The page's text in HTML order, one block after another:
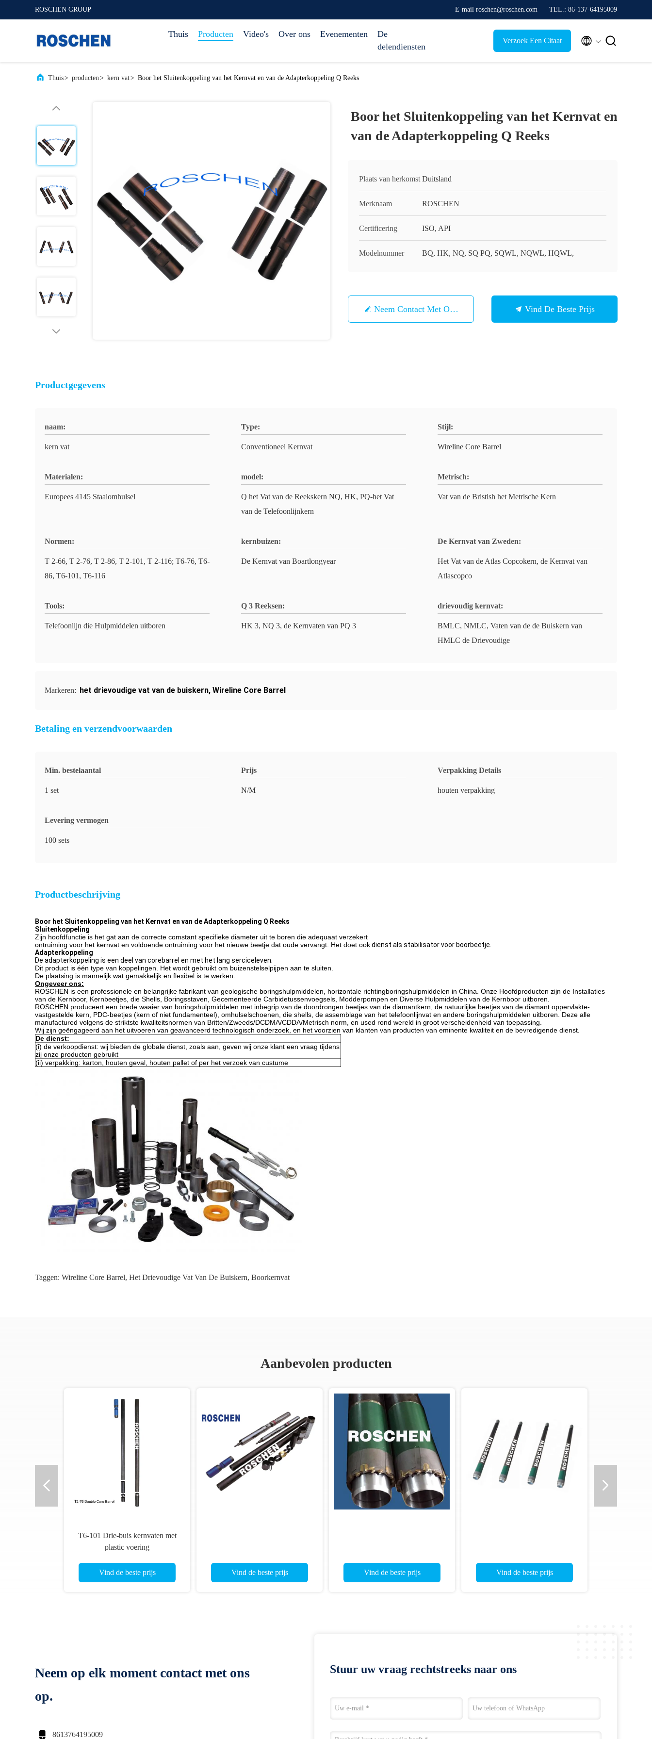
ROSCHEN GROUP E-mail roschen@roschen.com TEL.: 86-137-64195009
Thuis Producten Video's Over ons Evenementen
De
delendiensten
Verzoek Een Citaat  
Thuis> producten> kern vat> Boor het Sluitenkoppeling van het Kernvat en van de Adapterkoppeling Q Reeks
Boor het Sluitenkoppeling van het Kernvat en
van de Adapterkoppeling Q Reeks
Plaats van herkomst Duitsland
Merknaam ROSCHEN
Certificering ISO, API
Modelnummer BQ, HK, NQ, SQ PQ, SQWL, NQWL, HQWL,
Neem Contact Met Ons Op Vind De Beste Prijs
Productgegevens
naam:
kern vat
Type:
Conventioneel Kernvat
Stijl:
Wireline Core Barrel
Materialen:
Europees 4145 Staalomhulsel
model:
Q het Vat van de Reekskern NQ, HK, PQ-het Vat
van de Telefoonlijnkern
Metrisch:
Vat van de Bristish het Metrische Kern
Normen:
T 2-66, T 2-76, T 2-86, T 2-101, T 2-116; T6-76, T6-
86, T6-101, T6-116
kernbuizen:
De Kernvat van Boartlongyear
De Kernvat van Zweden:
Het Vat van de Atlas Copcokern, de Kernvat van
Atlascopco
Tools:
Telefoonlijn die Hulpmiddelen uitboren
Q 3 Reeksen:
HK 3, NQ 3, de Kernvaten van PQ 3
drievoudig kernvat:
BMLC, NMLC, Vaten van de de Buiskern van
HMLC de Drievoudige
Markeren: het drievoudige vat van de buiskern, Wireline Core Barrel
Betaling en verzendvoorwaarden
Min. bestelaantal
1 set
Prijs
N/M
Verpakking Details
houten verpakking
Levering vermogen
100 sets
Productbeschrijving
Boor het Sluitenkoppeling van het Kernvat en van de Adapterkoppeling Q Reeks
Sluitenkoppeling
Zijn hoofdfunctie is het gat aan de correcte comstant specifieke diameter uit te boren die adequaat verzekert
ontruiming voor het kernvat en voldoende ontruiming voor het nieuwe beetje dat oude vervangt. Het doet ookdienst als stabilisator voor boorbeetje.
Adapterkoppeling
De adapterkoppeling is een deel van corebarrel en met het lang serciceleven.
Dit product is één type van koppelingen. Het wordt gebruikt om buizenstelselpijpen aan te sluiten.
De plaatsing is mannelijk wat gemakkelijk en flexibel is te werken.
Ongeveer ons:
ROSCHEN is een professionele en belangrijke fabrikant van geologische boringshulpmiddelen, horizontale richtingboringshulpmiddelen in China. Onze Hoofdproducten zijn de Installaties
van de Kernboor, Kernbeetjes, die Shells, Boringsstaven, Gecementeerde Carbidetussenvoegsels, Modderpompen en Diverse Hulpmiddelen van de Kernboor uitboren.
ROSCHEN produceert een brede waaier van boringshulpmiddelen met inbegrip van de doordrongen beetjes van de diamantkern, de natuurlijke beetjes van de diamant oppervlakte-
vastgestelde kern, PDC-beetjes (kern of niet fundamenteel), omhulselschoenen, die shells, de assemblage van het telefoonlijnvat en andere boringshulpmiddelen uitboren. Deze alle
manufactured volgens de striktste kwaliteitsnormen van Britten/Zweeds/DCDMA/CDDA/Metrisch norm, en used rond wereld in groot verscheidenheid van toepassing.
Wij zijn geëngageerd aan het uitvoeren van geavanceerd technologisch onderzoek, en het voorzien van klanten van producten van eminente kwaliteit en de bevredigende dienst.
De dienst:
(i) de verkoopdienst: wij bieden de globale dienst, zoals aan, geven wij onze klant een vraag tijdens
zij onze producten gebruikt
(ii) verpakking: karton, houten geval, houten pallet of per het verzoek van custume
Taggen: Wireline Core Barrel, Het Drievoudige Vat Van De Buiskern, Boorkernvat
Aanbevolen producten
T6-101 Drie-buis kernvaten met
plastic voering
Vind de beste prijs Vind de beste prijs Vind de beste prijs Vind de beste prijs
Neem op elk moment contact met ons
op.
 8613764195009
Stuur uw vraag rechtstreeks naar ons